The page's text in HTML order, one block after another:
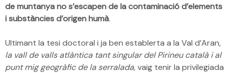
de muntanya no s’escapen de la contaminació d’elements
i substàncies d’origen humà.
Ultimant la tesi doctoral i ja ben establerta a la Val d’Aran,
la vall de valls atlàntica tant singular del Pirineu català i al
punt mig geogràfic de la serralada,vaig tenir la privilegiada